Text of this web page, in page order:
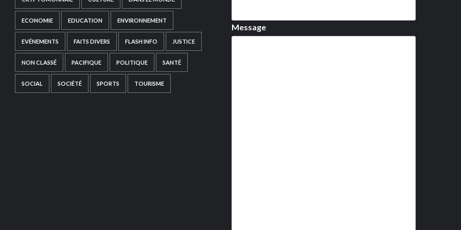
ECONOMIE EDUCATION ENVIRONNEMENT
EVÉNEMENTS FAITS DIVERS FLASH INFO JUSTICE
NON CLASSÉ PACIFIQUE POLITIQUE SANTÉ
SOCIAL SOCIÉTÉ SPORTS TOURISME
Message